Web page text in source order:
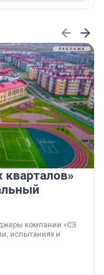
компании «СЗ
испытаниях и